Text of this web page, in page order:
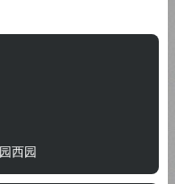
西园